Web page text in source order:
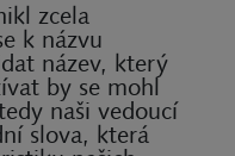
zcela
k názvu
název, který
by se mohl
naši vedoucí
slova, která